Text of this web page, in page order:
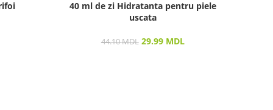
40 ml de zi Hidratanta pentru piele
uscata
44.10MDL 29.99 MDL